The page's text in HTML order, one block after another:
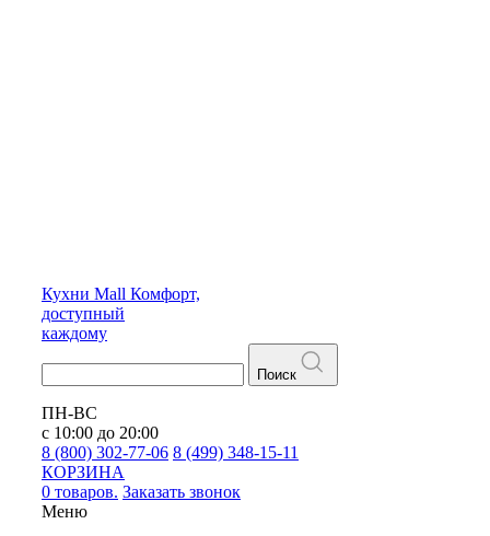
Кухни Mall Комфорт,
доступный
каждому
Поиск
ПН-ВС
с 10:00 до 20:00
8 (800) 302-77-06 8 (499) 348-15-11
КОРЗИНА
0 товаров. Заказать звонок
Меню